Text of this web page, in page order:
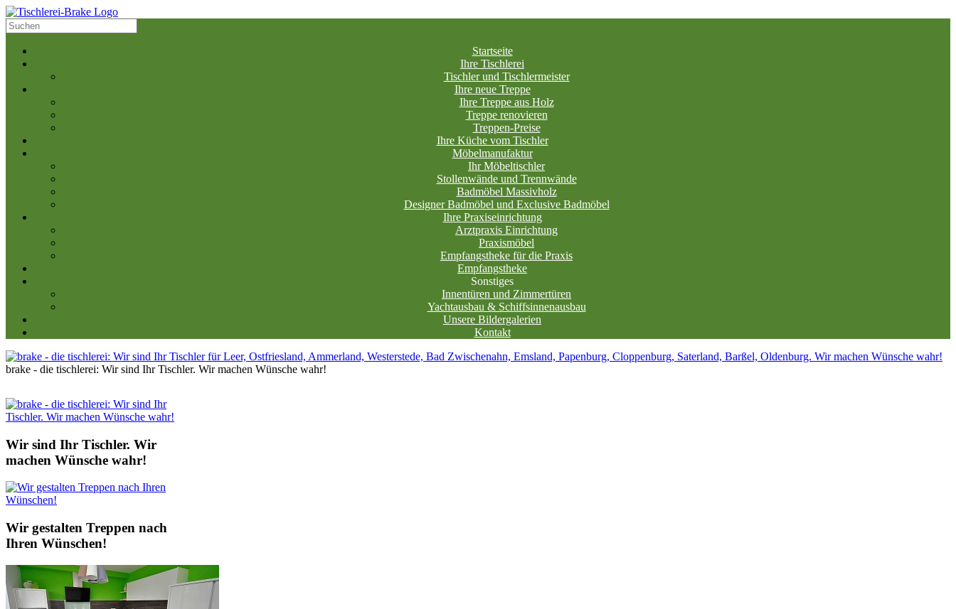
Startseite
Ihre Tischlerei
Tischler und Tischlermeister
Ihre neue Treppe
Ihre Treppe aus Holz
Treppe renovieren
Treppen-Preise
Ihre Küche vom Tischler
Möbelmanufaktur
Ihr Möbeltischler
Stollenwände und Trennwände
Badmöbel Massivholz
Designer Badmöbel und Exclusive Badmöbel
Ihre Praxiseinrichtung
Arztpraxis Einrichtung
Praxismöbel
Empfangstheke für die Praxis
Empfangstheke
Sonstiges
Innentüren und Zimmertüren
Yachtausbau & Schiffsinnenausbau
Unsere Bildergalerien
Kontakt
brake - die tischlerei: Wir sind Ihr Tischler. Wir machen Wünsche wahr!
Wir sind Ihr Tischler. Wir
machen Wünsche wahr!
Wir gestalten Treppen nach
Ihren Wünschen!